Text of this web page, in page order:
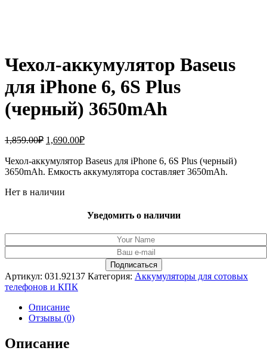
Чехол-аккумулятор Baseus
для iPhone 6, 6S Plus
(черный) 3650mAh
1,859.00₽ Первоначальная
составляла
1,859.00₽.
1,690.00₽Текущая
1,690.00₽.
Чехол-аккумулятор Baseus для iPhone 6, 6S Plus (черный)
3650mAh. Емкость аккумулятора составляет 3650mAh.
Нет в наличии
Уведомить о наличии
Артикул: 031.92137 Категория: Аккумуляторы для сотовых
телефонов и КПК
Описание
Отзывы (0)
Описание